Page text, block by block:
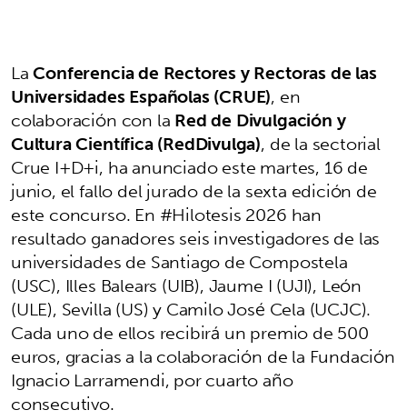
LaConferencia de Rectores y Rectoras de las
Universidades Españolas (CRUE), en
colaboración con laRed de Divulgación y
Cultura Científica (RedDivulga), de la sectorial
Crue I+D+i, ha anunciado este martes, 16 de
junio, el fallo del jurado de la sexta edición de
este concurso. En #Hilotesis 2026 han
resultado ganadores seis investigadores de las
universidades de Santiago de Compostela
(USC), Illes Balears (UIB), Jaume I (UJI), León
(ULE), Sevilla (US) y Camilo José Cela (UCJC).
Cada uno de ellos recibirá un premio de 500
euros, gracias a la colaboración de la Fundación
Ignacio Larramendi, por cuarto año
consecutivo.